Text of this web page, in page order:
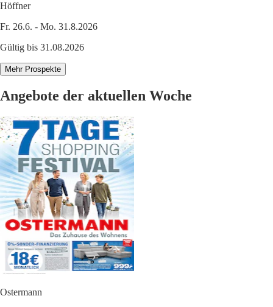
Höffner
Fr. 26.6. - Mo. 31.8.2026
Gültig bis 31.08.2026
Mehr Prospekte
Angebote der aktuellen Woche
Ostermann